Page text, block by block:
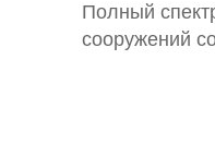
Полный
сооружений